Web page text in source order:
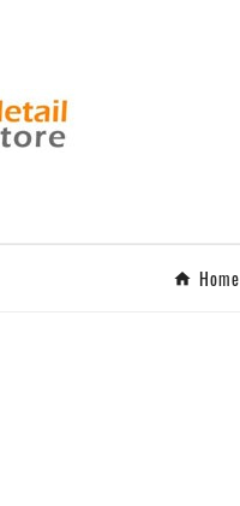
Home